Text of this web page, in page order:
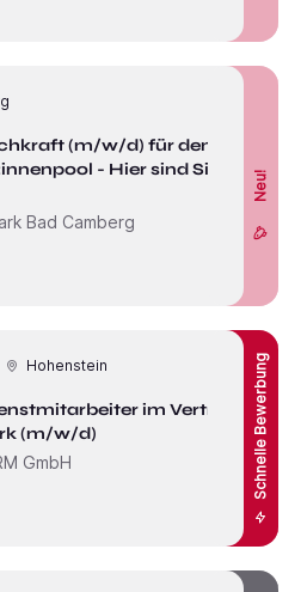
(m/w/d) für den
- Hier sind Sie
Bad Camberg
Neu!
Hohenstein
im Vertrieb
(m/w/d)
GmbH
Schnelle Bewerbung